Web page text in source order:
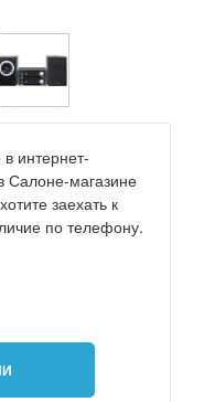
интернет-
Салоне-магазине
заехать к
по телефону.